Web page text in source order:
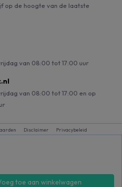
toe aan winkelwagen
op de hoogte van de laatste
van 08:00 tot 17:00 uur
van 08:00 tot 17:00 en op
Disclaimer Privacybeleid